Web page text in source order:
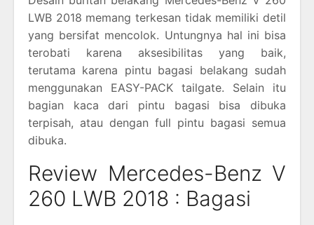
LWB 2018 memang terkesan tidak memiliki detil
yang bersifat mencolok. Untungnya hal ini bisa
terobati karena aksesibilitas yang baik,
terutama karena pintu bagasi belakang sudah
menggunakan EASY-PACK tailgate. Selain itu
bagian kaca dari pintu bagasi bisa dibuka
terpisah, atau dengan full pintu bagasi semua
dibuka.
Review Mercedes-Benz V
260 LWB 2018 : Bagasi